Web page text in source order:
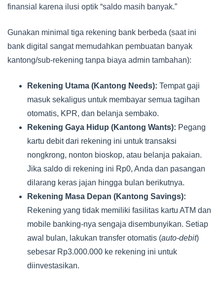
finansial karena ilusi optik “saldo masih banyak.”
Gunakan minimal tiga rekening bank berbeda (saat ini
bank digital sangat memudahkan pembuatan banyak
kantong/sub-rekening tanpa biaya admin tambahan):
Rekening Utama (Kantong Needs): Tempat gaji
masuk sekaligus untuk membayar semua tagihan
otomatis, KPR, dan belanja sembako.
Rekening Gaya Hidup (Kantong Wants): Pegang
kartu debit dari rekening ini untuk transaksi
nongkrong, nonton bioskop, atau belanja pakaian.
Jika saldo di rekening ini Rp0, Anda dan pasangan
dilarang keras jajan hingga bulan berikutnya.
Rekening Masa Depan (Kantong Savings):
Rekening yang tidak memiliki fasilitas kartu ATM dan
mobile banking-nya sengaja disembunyikan. Setiap
awal bulan, lakukan transfer otomatis (auto-debit)
sebesar Rp3.000.000 ke rekening ini untuk
diinvestasikan.